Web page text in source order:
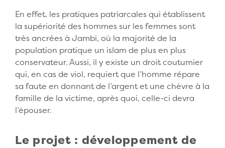
En effet, les pratiques patriarcales qui établissent
la supériorité des hommes sur les femmes sont
très ancrées à Jambi, où la majorité de la
population pratique un islam de plus en plus
conservateur. Aussi, il y existe un droit coutumier
qui, en cas de viol, requiert que l’homme répare
sa faute en donnant de l’argent et une chèvre à la
famille de la victime, après quoi, celle-ci devra
l’épouser.
Le projet : développement de